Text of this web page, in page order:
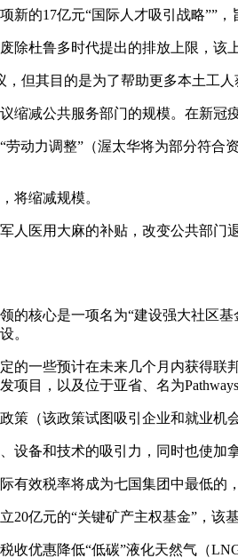
新的17亿元“国际人才吸引战略””
除杜鲁多时代提出的排放上限，该
但其目的是为了帮助更多本土工
缩减公共服务部门的规模。在新冠
动力调整”（渥太华将为部分符合
将缩减规模。
人医用大麻的补贴，改变公共部
的核心是一项名为“建设强大社区
。
的一些预计在未来几个月内获得
项目，以及位于亚省、名为
策（该政策试图吸引企业和就业机
设备和技术的吸引力，同时也使加
有效税率将成为七国集团中最低的
20亿元的“关键矿产主权基金”，该
收优惠降低“低碳”液化天然气（